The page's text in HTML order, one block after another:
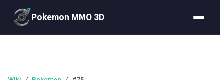
Pokemon MMO 3D